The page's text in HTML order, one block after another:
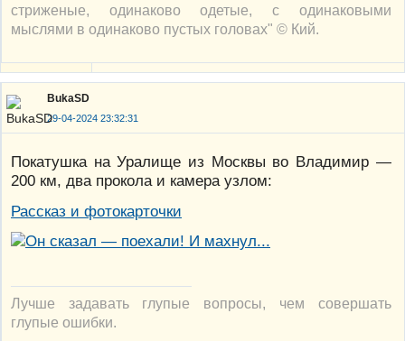
стриженые, одинаково одетые, с одинаковыми
мыслями в одинаково пустых головах" © Кий.
BukaSD
29-04-2024 23:32:31
Покатушка на Уралище из Москвы во Владимир —
200 км, два прокола и камера узлом:
Рассказ и фотокарточки
Лучше задавать глупые вопросы, чем совершать
глупые ошибки.